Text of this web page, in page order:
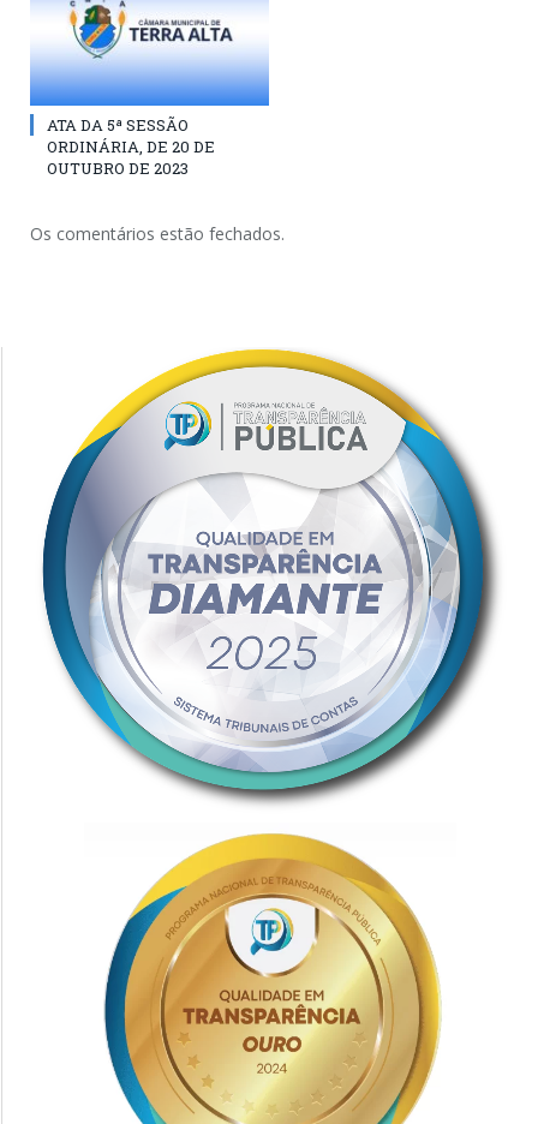
ATA DA 5ª SESSÃO
ORDINÁRIA, DE 20 DE
OUTUBRO DE 2023
Os comentários estão fechados.